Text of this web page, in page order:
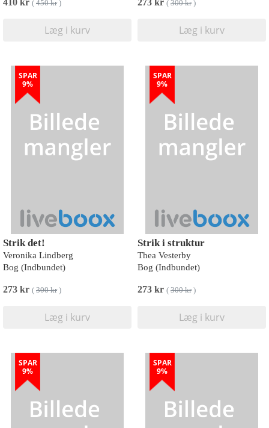
( 450 kr)
Læg i kurv
( 300 kr)
Læg i kurv
SPAR
9%
Strik det!
Veronika Lindberg
Bog (Indbundet)
273 kr ( 300 kr)
Læg i kurv
SPAR
9%
Strik i struktur
Thea Vesterby
Bog (Indbundet)
273 kr ( 300 kr)
Læg i kurv
SPAR
9%
SPAR
9%